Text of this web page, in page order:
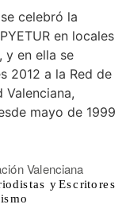
celebró la
en locales
y en ella se
2012 a la Red de
Valenciana,
mayo de 1999